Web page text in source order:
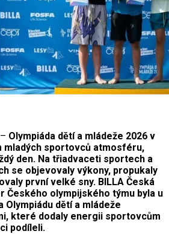
Olympiáda dětí a mládeže 2026 v
mladých sportovců atmosféru,
den. Na třiadvaceti sportech a
se objevovaly výkony, propukaly
první velké sny. BILLA Česká
Českého olympijského týmu byla u
dětí a mládeže
které dodaly energii sportovcům
podíleli.